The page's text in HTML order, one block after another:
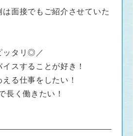
面接でもご紹介させていた
ッタリ◎／
イスすることが好き！
える仕事をしたい！
長く働きたい！